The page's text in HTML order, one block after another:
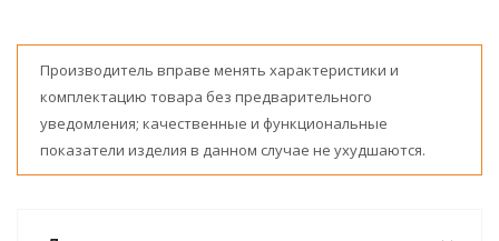
Производитель вправе менять характеристики и
комплектацию товара без предварительного
уведомления; качественные и функциональные
показатели изделия в данном случае не ухудшаются.